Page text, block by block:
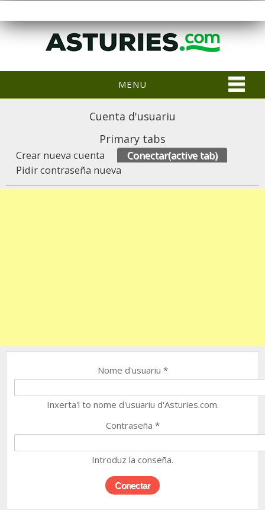
MENU
Cuenta d'usuariu
Primary tabs
Crear nueva cuenta Conectar(active tab)
Pidir contraseña nueva
Nome d'usuariu *
Inxerta'l to nome d'usuariu d'Asturies.com.
Contraseña *
Introduz la conseña.